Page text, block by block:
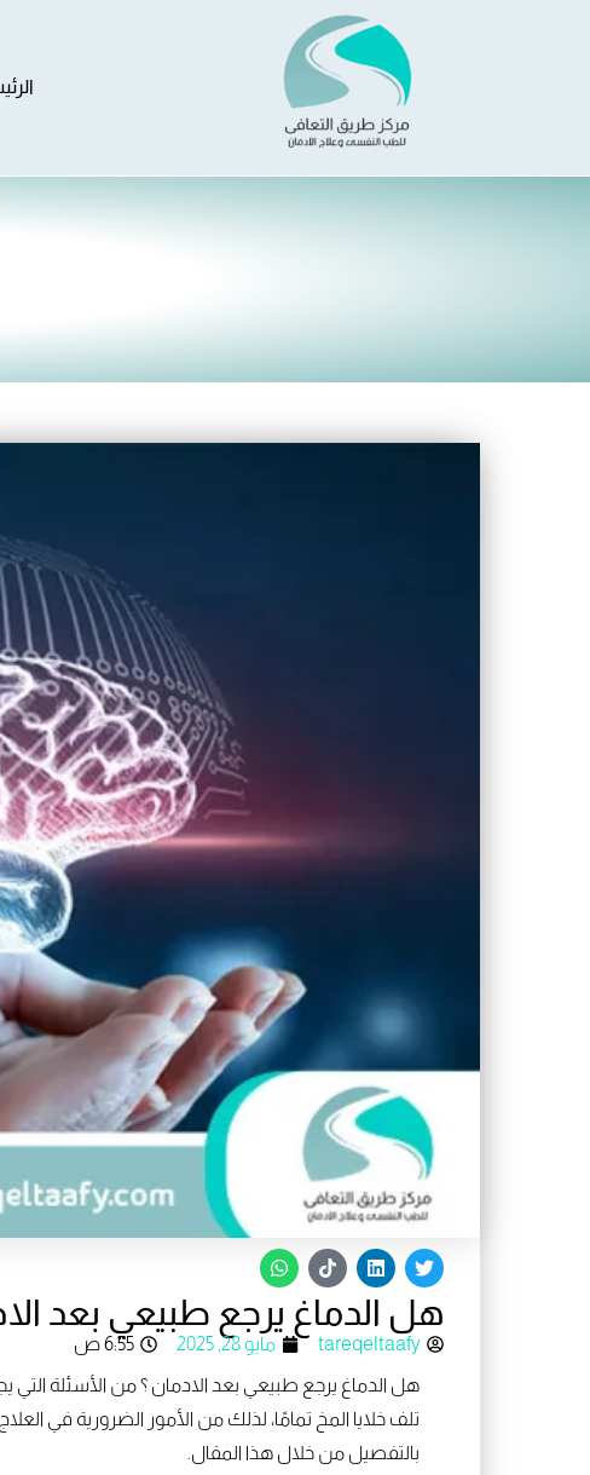
T
w
i
t
t
e
L
i
n
k
e
d
n
T
i
k
t
o
k
W
h
a
t
s
a
p
هل الدماغ يرجع طبيعي بعد
tareqeltaafy مايو 28, 2025
6:55 ص
هل الدماغ يرجع طبيعي بعد الادمان ؟ من الأسئلة التي
تلف خلايا المخ تمامًا، لذلك من الأمور الضرورية في
بالتفصيل من خلال هذا المقال.